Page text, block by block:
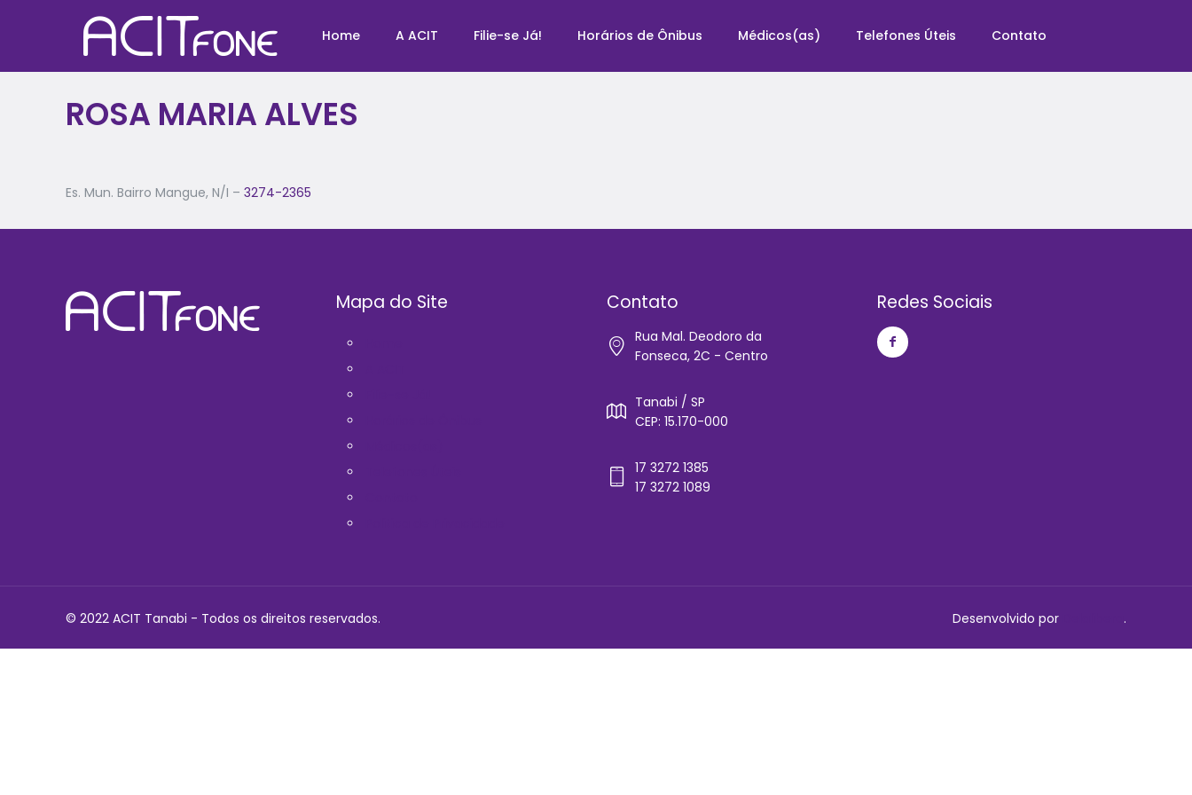
Home A ACIT Filie-se Já! Horários de Ônibus Médicos(as) Telefones Úteis Contato
ROSA MARIA ALVES
Es. Mun. Bairro Mangue, N/I –3274-2365
Mapa do Site Contato
Rua Mal. Deodoro da
Fonseca, 2C - Centro
Tanabi / SP
CEP: 15.170-000
17 3272 1385
17 3272 1089
Redes Sociais
© 2022 ACIT Tanabi - Todos os direitos reservados. Desenvolvido por .